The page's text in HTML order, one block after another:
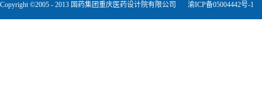
Copyright ©2005 - 2013 国药集团重庆医药设计院有限公司 渝ICP备05004442号-1